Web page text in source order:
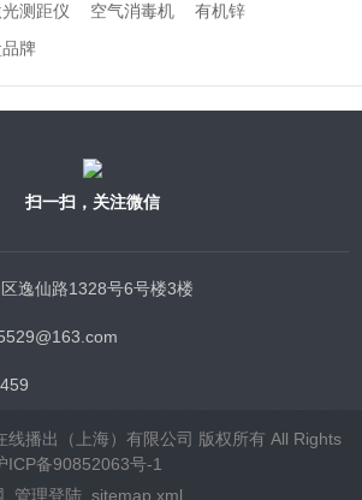
测距仪 空气消毒机
有机锌
牌
扫一扫，关注微信
山区逸仙路1328号6号楼3楼
播出（上海）有限公司 版权所有 All Rights
：沪ICP备90852063号-1
管理登陆 sitemap.xml